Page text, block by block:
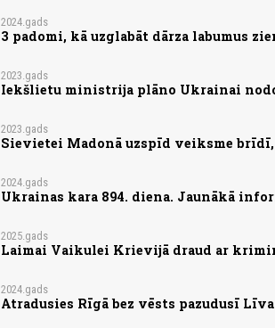
2024.gads
3 padomi, kā uzglabāt dārza labumus
2023.gads
Iekšlietu ministrija plāno Ukrainai
2023.gads
Sievietei Madonā uzspīd veiksme
2024.gads
Ukrainas kara 894. diena. Jaunākā
2025.gads
Laimai Vaikulei Krievijā draud ar
2024.gads
Atradusies Rīgā bez vēsts pazudusī